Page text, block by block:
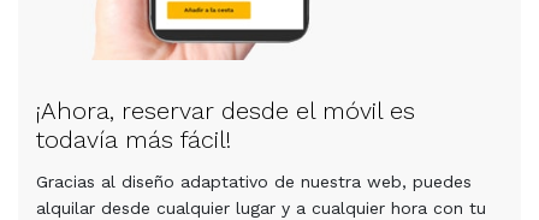
¡Ahora, reservar desde el móvil es
todavía más fácil!
Gracias al diseño adaptativo de nuestra web, puedes
alquilar desde cualquier lugar y a cualquier hora con tu